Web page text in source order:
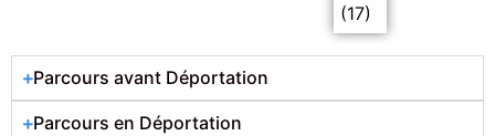
(17)
Parcours avant Déportation
Parcours en Déportation